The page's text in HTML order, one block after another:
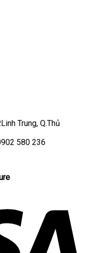
Trung, Q.Thủ
580 236